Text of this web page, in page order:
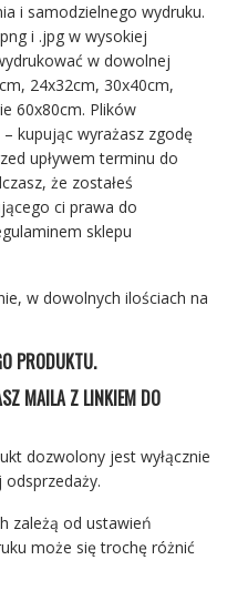
i samodzielnego wydruku.
i .jpg w wysokiej
w dowolnej
24x32cm, 30x40cm,
60x80cm. Plików
kupując wyrażasz zgodę
upływem terminu do
że zostałeś
ci prawa do
sklepu
w dowolnych ilościach na
PRODUKTU.
MAILA Z LINKIEM DO
dozwolony jest wyłącznie
odsprzedaży.
zależą od ustawień
może się trochę różnić